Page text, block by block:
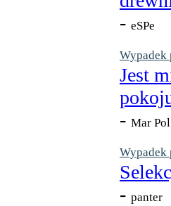
- eSPe
Wypadek
Jest
- Mar Pol
Wypadek
- panter